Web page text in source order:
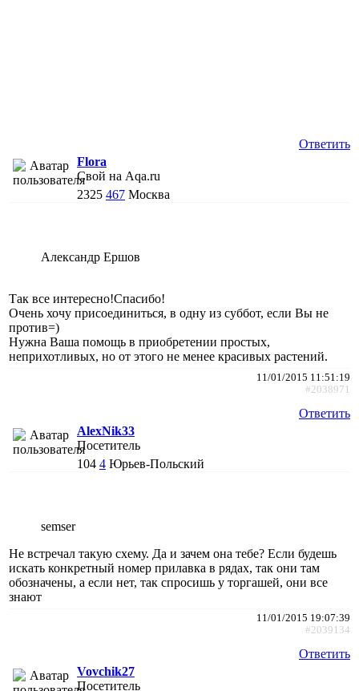
Ответить
Flora
Свой на Aqa.ru
2325 467 Москва
Александр Ершов
Так все интересно!Спасибо!
Очень хочу присоединиться, в одну из суббот, если Вы не
против=)
Нужна Ваша помощь в приобретении простых,
неприхотливых, но от этого не менее красивых растений.
11/01/2015 11:51:19
#2038971
Ответить
AlexNik33
Посетитель
104 4 Юрьев-Польский
semser
Не встречал такую схему. Да и зачем она тебе? Если будешь
искать конкретный номер прилавка в рядах, так они там
обозначены, а если нет, так спросишь у торгашей, они все
знают
11/01/2015 19:07:39
#2039134
Ответить
Vovchik27
Посетитель